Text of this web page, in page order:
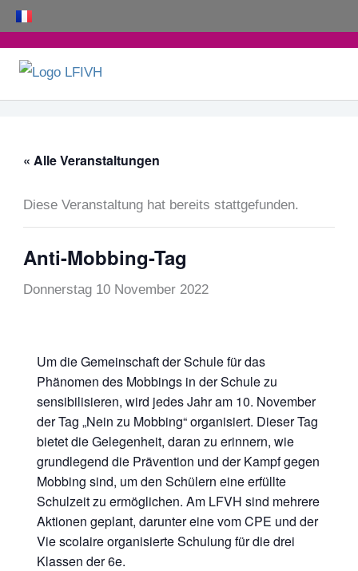
Zum
Inhalt
springen
« Alle Veranstaltungen
Diese Veranstaltung hat bereits stattgefunden.
Anti-Mobbing-Tag
Donnerstag 10 November 2022
Um die Gemeinschaft der Schule für das
Phänomen des Mobbings in der Schule zu
sensibilisieren, wird jedes Jahr am 10. November
der Tag „Nein zu Mobbing“ organisiert. Dieser Tag
bietet die Gelegenheit, daran zu erinnern, wie
grundlegend die Prävention und der Kampf gegen
Mobbing sind, um den Schülern eine erfüllte
Schulzeit zu ermöglichen. Am LFVH sind mehrere
Aktionen geplant, darunter eine vom CPE und der
Vie scolaire organisierte Schulung für die drei
Klassen der 6e.